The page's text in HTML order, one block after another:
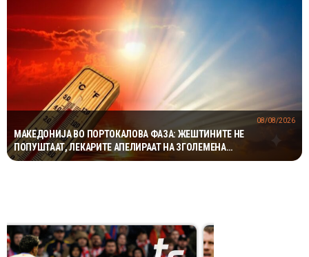
МАКЕДОНИЈА ВО ПОРТОКАЛОВА ФАЗА: ЖЕШТИНИТЕ НЕ
ПОПУШТААТ, ЛЕКАРИТЕ АПЕЛИРААТ НА ЗГОЛЕМЕНА
ПРЕТПАЗЛИВОСТ
08/08/2026